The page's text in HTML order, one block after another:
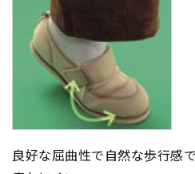
良好な屈曲性で自然な歩行感